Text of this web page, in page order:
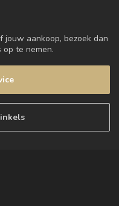
jouw aankoop, bezoek dan
te nemen.